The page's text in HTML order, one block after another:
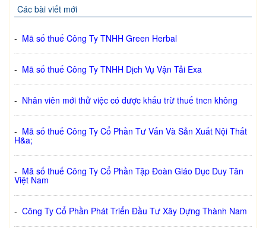
Các bài viết mới
- Mã số thuế Công Ty TNHH Green Herbal
- Mã số thuế Công Ty TNHH Dịch Vụ Vận Tải Exa
- Nhân viên mới thử việc có được khấu trừ thuế tncn không
- Mã số thuế Công Ty Cổ Phần Tư Vấn Và Sản Xuất Nội Thất
H&a;
- Mã số thuế Công Ty Cổ Phần Tập Đoàn Giáo Dục Duy Tân
Việt Nam
- Công Ty Cổ Phần Phát Triển Đầu Tư Xây Dựng Thành Nam